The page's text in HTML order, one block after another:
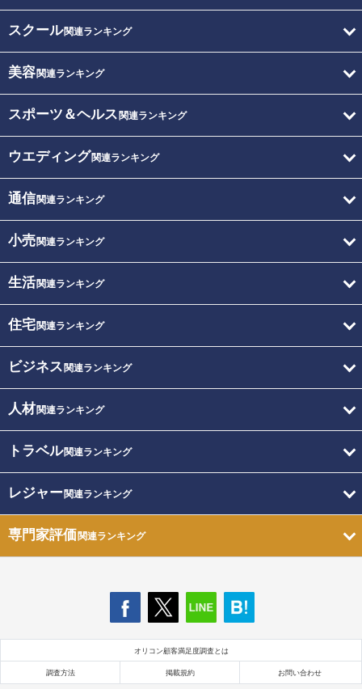
スクール関連ランキング
美容関連ランキング
スポーツ＆ヘルス 関連ランキング
ウエディング関連ランキング
通信関連ランキング
小売関連ランキング
生活関連ランキング
住宅関連ランキング
ビジネス 関連ランキング
人材関連ランキング
トラベル関連ランキング
レジャー関連ランキング
専門家評価関連ランキング
オリコン顧客満足度調査とは
調査方法 掲載規約 お問い合わせ